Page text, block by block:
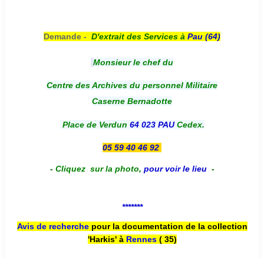
Demande - D'extrait des Services à Pau (64)
Monsieur le chef du
Centre des Archives du personnel Militaire
Caserne Bernadotte
Place de Verdun 64 023 PAUCedex.
05 59 40 46 92
- Cliquez sur la photo, pour voir le lieu -
*******
Avis de recherche pour la documentation de la collection
'Harkis' à Rennes( 35)